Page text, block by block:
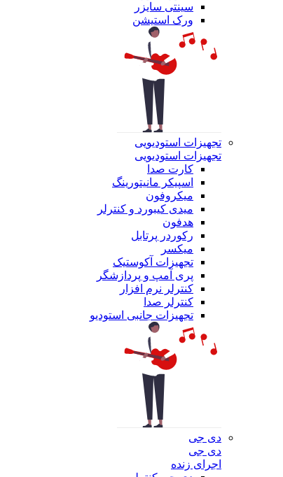
سینتی سایزر
ورک استیشن
تجهیزات استودیویی
تجهیزات استودیویی
کارت صدا
اسپیکر مانیتورینگ
میکروفون
میدی کیبورد و کنترلر
هدفون
رکوردر پرتابل
میکسر
تجهیزات آکوستیک
پری آمپ و پردازشگر
کنترلر نرم افزار
کنترلر صدا
تجهیزات جانبی استودیو
دی جی
دی جی
اجرای زنده